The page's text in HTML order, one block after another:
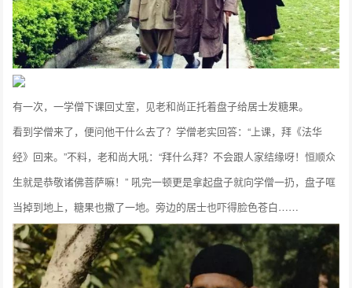
有一次，一学僧下课回丈室，见老和尚正托着盘子给居士发糖果。
看到学僧来了，便问他干什么去了？学僧老实回答：“上课，拜《法华
经》回来。”不料，老和尚大吼：“拜什么拜？不会跟人家结缘呀！恒顺众
生就是恭敬诸佛菩萨嘛！” 吼完一顿更是拿起盘子就向学僧一扔，盘子哐
当掉到地上，糖果也撒了一地。旁边的居士也吓得脸色苍白……